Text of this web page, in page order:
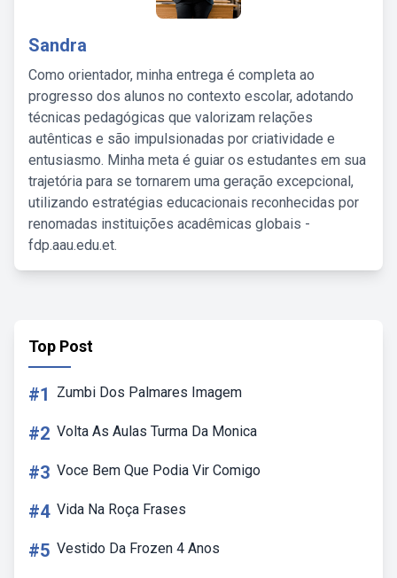
Sandra
Como orientador, minha entrega é completa ao
progresso dos alunos no contexto escolar, adotando
técnicas pedagógicas que valorizam relações
autênticas e são impulsionadas por criatividade e
entusiasmo. Minha meta é guiar os estudantes em sua
trajetória para se tornarem uma geração excepcional,
utilizando estratégias educacionais reconhecidas por
renomadas instituições acadêmicas globais -
fdp.aau.edu.et.
Top Post
#1 Zumbi Dos Palmares Imagem
#2 Volta As Aulas Turma Da Monica
#3 Voce Bem Que Podia Vir Comigo
#4 Vida Na Roça Frases
#5 Vestido Da Frozen 4 Anos